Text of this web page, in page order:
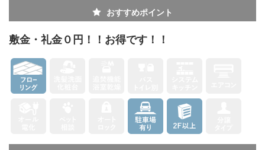
おすすめポイント
敷金・礼金０円！！お得です！！